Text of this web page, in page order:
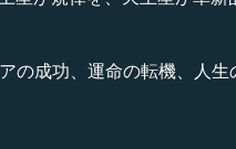
成功、運命の転機、人